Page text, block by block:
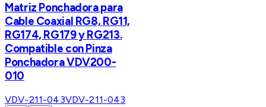
Matriz Ponchadora para
Cable Coaxial RG8, RG11,
RG174, RG179 y RG213.
Compatible con Pinza
Ponchadora VDV200-
010
VDV-211-043VDV-211-043